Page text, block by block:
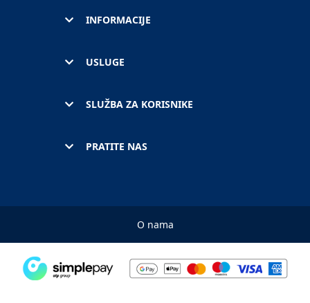
INFORMACIJE
USLUGE
SLUŽBA ZA KORISNIKE
PRATITE NAS
O nama